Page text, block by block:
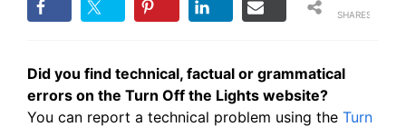
SHARES
Did you find technical, factual or grammatical
errors on the Turn Off the Lights website?
You can report a technical problem using the Turn